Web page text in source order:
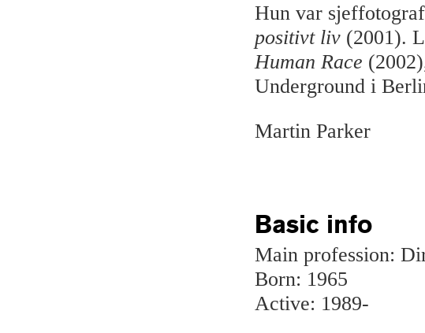
Hun var
positivt liv (2001).
Human Race
Underground i
Martin Parker
Basic info
Main profession:
Born: 1965
Active: 1989-